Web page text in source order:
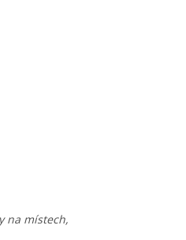
na místech,